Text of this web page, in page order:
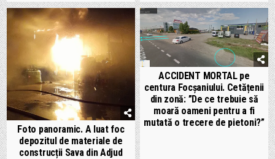
Foto panoramic. A luat foc
depozitul de materiale de
construcții Sava din Adjud
ACCIDENT MORTAL pe
centura Focșaniului. Cetățenii
din zonă: ”De ce trebuie să
moară oameni pentru a fi
mutată o trecere de pietoni?”